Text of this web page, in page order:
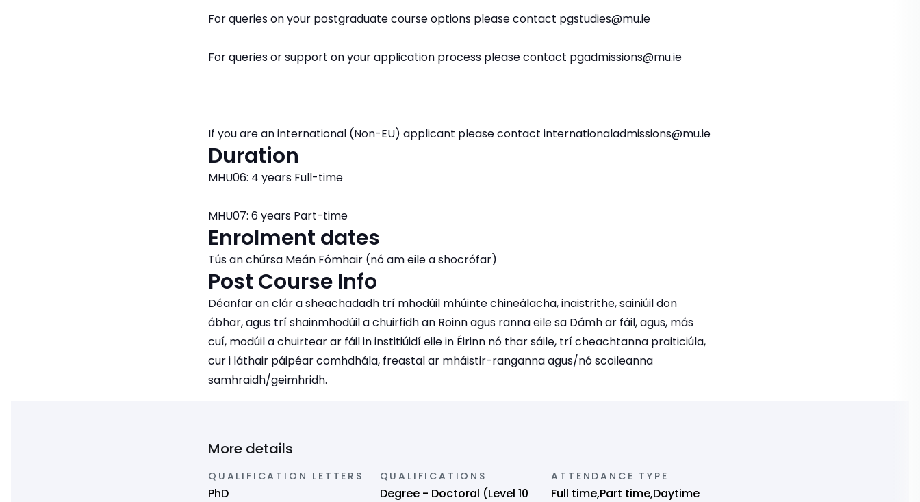
For queries on your postgraduate course options please contact pgstudies@mu.ie
For queries or support on your application process please contact pgadmissions@mu.ie
If you are an international (Non-EU) applicant please contact internationaladmissions@mu.ie
Duration
MHU06: 4 years Full-time
MHU07: 6 years Part-time
Enrolment dates
Tús an chúrsa Meán Fómhair (nó am eile a shocrófar)
Post Course Info
Déanfar an clár a sheachadadh trí mhodúil mhúinte chineálacha, inaistrithe, sainiúil don
ábhar, agus trí shainmhodúil a chuirfidh an Roinn agus ranna eile sa Dámh ar fáil, agus, más
cuí, modúil a chuirtear ar fáil in institiúidí eile in Éirinn nó thar sáile, trí cheachtanna praiticiúla,
cur i láthair páipéar comhdhála, freastal ar mháistir-ranganna agus/nó scoileanna
samhraidh/geimhridh.
More details
QUALIFICATION LETTERS
PhD
QUALIFICATIONS
Degree - Doctoral (Level 10
ATTENDANCE TYPE
Full time,Part time,Daytime